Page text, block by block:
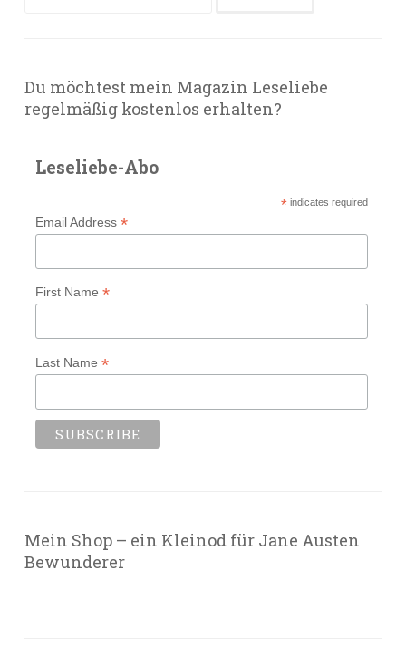
Du möchtest mein Magazin Leseliebe
regelmäßig kostenlos erhalten?
Leseliebe-Abo
*indicates required
Email Address *
First Name *
Last Name *
Mein Shop – ein Kleinod für Jane Austen
Bewunderer